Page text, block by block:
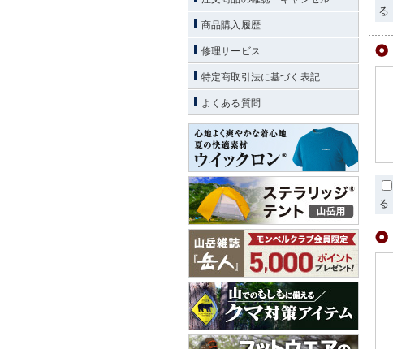
る
る
商品購入履歴
修理サービス
特定商取引法に基づく表記
よくある質問